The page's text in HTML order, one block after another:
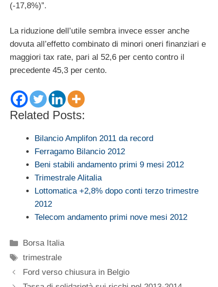
(-17,8%)”.
La riduzione dell’utile sembra invece esser anche
dovuta all’effetto combinato di minori oneri finanziari e
maggiori tax rate, pari al 52,6 per cento contro il
precedente 45,3 per cento.
Related Posts:
Bilancio Amplifon 2011 da record
Ferragamo Bilancio 2012
Beni stabili andamento primi 9 mesi 2012
Trimestrale Alitalia
Lottomatica +2,8% dopo conti terzo trimestre
2012
Telecom andamento primi nove mesi 2012
Categorie
Borsa Italia
Tag
trimestrale
Ford verso chiusura in Belgio